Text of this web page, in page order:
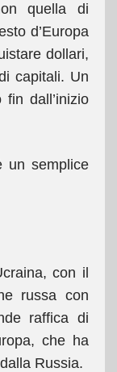
quella di
d’Europa
dollari,
capitali. Un
dall’inizio
un semplice
con il
russa con
raffica di
che ha
Russia.